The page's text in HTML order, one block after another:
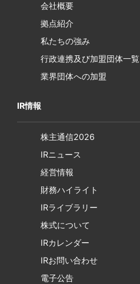
会社概要
拠点紹介
私たちの強み
行政連携及び加盟団体一覧
業界団体への加盟
IR情報
株主通信2026
IRニュース
経営情報
財務ハイライト
IRライブラリー
株式について
IRカレンダー
IRお問い合わせ
電子公告